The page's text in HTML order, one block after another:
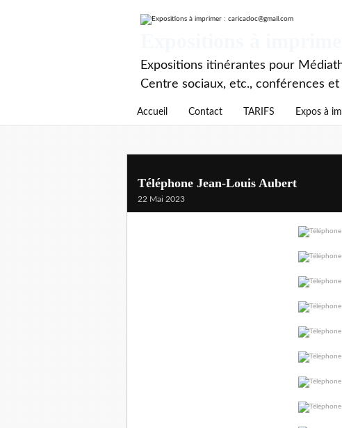
Expositions itinérantes pour
Centre sociaux, etc., conférences
Accueil Contact TARIFS Expos à
Téléphone Jean-Louis Aubert
22 Mai 2023